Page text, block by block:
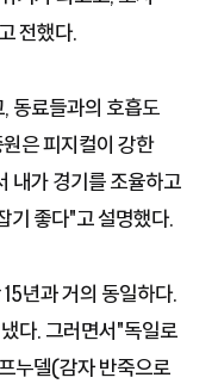
전했다.
동료들과의 호흡도
은 피지컬이 강한
내가 경기를 조율하고
기 좋다"고 설명했다.
년과 거의 동일하다.
다. 그러면서"독일로
누델(감자 반죽으로